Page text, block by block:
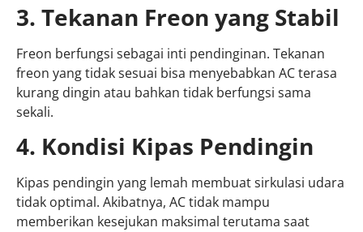
3. Tekanan Freon yang Stabil
Freon berfungsi sebagai inti pendinginan. Tekanan
freon yang tidak sesuai bisa menyebabkan AC terasa
kurang dingin atau bahkan tidak berfungsi sama
sekali.
4. Kondisi Kipas Pendingin
Kipas pendingin yang lemah membuat sirkulasi udara
tidak optimal. Akibatnya, AC tidak mampu
memberikan kesejukan maksimal terutama saat